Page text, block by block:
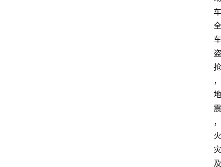
车
全
车
盗
抢
，
地
震
，
火
灾
及